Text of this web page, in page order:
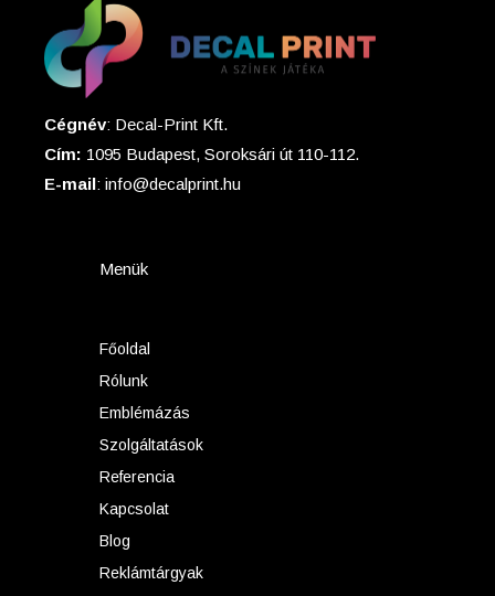
Cégnév: Decal-Print Kft.
Cím: 1095 Budapest, Soroksári út 110-112.
E-mail: info@decalprint.hu
Menük
Főoldal
Rólunk
Emblémázás
Szolgáltatások
Referencia
Kapcsolat
Blog
Reklámtárgyak